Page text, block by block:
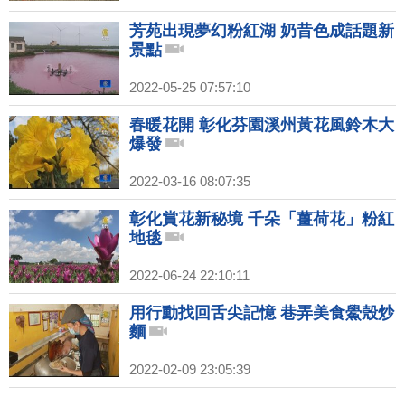
芳苑出現夢幻粉紅湖 奶昔色成話題新
景點
2022-05-25 07:57:10
春暖花開 彰化芬園溪州黃花風鈴木大
爆發
2022-03-16 08:07:35
彰化賞花新秘境 千朵「薑荷花」粉紅
地毯
2022-06-24 22:10:11
用行動找回舌尖記憶 巷弄美食鱟殼炒
麵
2022-02-09 23:05:39